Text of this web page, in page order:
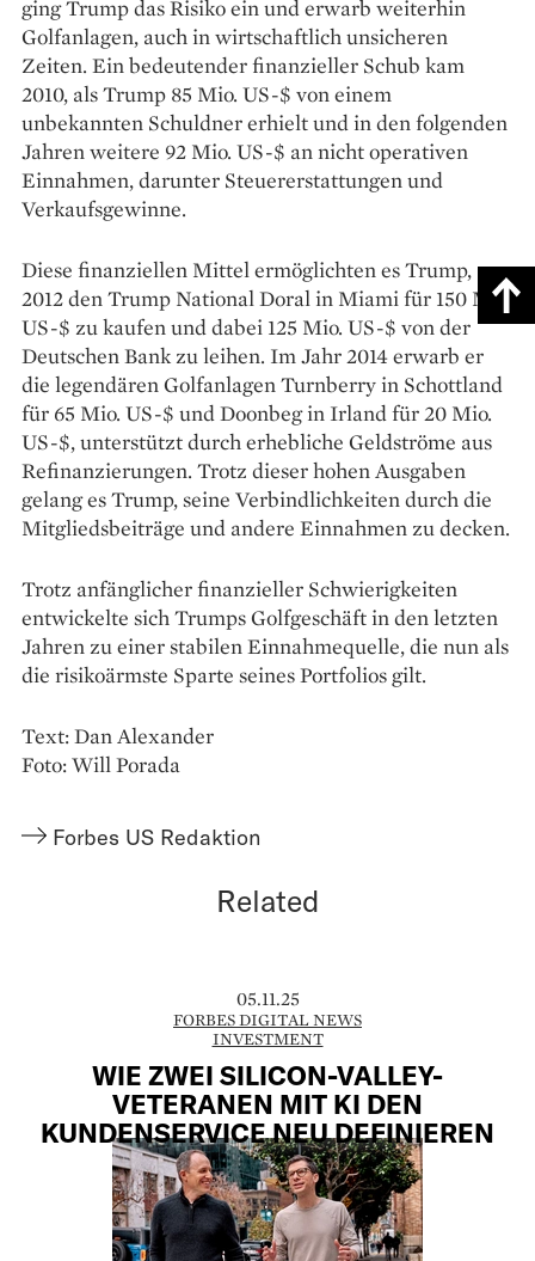
ging Trump das Risiko ein und erwarb weiterhin
Golfanlagen, auch in wirtschaftlich unsicheren
Zeiten. Ein bedeutender finanzieller Schub kam
2010, als Trump 85 Mio. US-$ von einem
unbekannten Schuldner erhielt und in den folgenden
Jahren weitere 92 Mio. US-$ an nicht operativen
Einnahmen, darunter Steuererstattungen und
Verkaufsgewinne.
Diese finanziellen Mittel ermöglichten es Trump,
2012 den Trump National Doral in Miami für 150 Mio.
US-$ zu kaufen und dabei 125 Mio. US-$ von der
Deutschen Bank zu leihen. Im Jahr 2014 erwarb er
die legendären Golfanlagen Turnberry in Schottland
für 65 Mio. US-$ und Doonbeg in Irland für 20 Mio.
US-$, unterstützt durch erhebliche Geldströme aus
Refinanzierungen. Trotz dieser hohen Ausgaben
gelang es Trump, seine Verbindlichkeiten durch die
Mitgliedsbeiträge und andere Einnahmen zu decken.
Trotz anfänglicher finanzieller Schwierigkeiten
entwickelte sich Trumps Golfgeschäft in den letzten
Jahren zu einer stabilen Einnahmequelle, die nun als
die risikoärmste Sparte seines Portfolios gilt.
Text: Dan Alexander
Foto: Will Porada
Forbes US Redaktion
Related
05.11.25
FORBES DIGITAL NEWS
INVESTMENT
WIE ZWEI SILICON-VALLEY-
VETERANEN MIT KI DEN
KUNDENSERVICE NEU DEFINIEREN